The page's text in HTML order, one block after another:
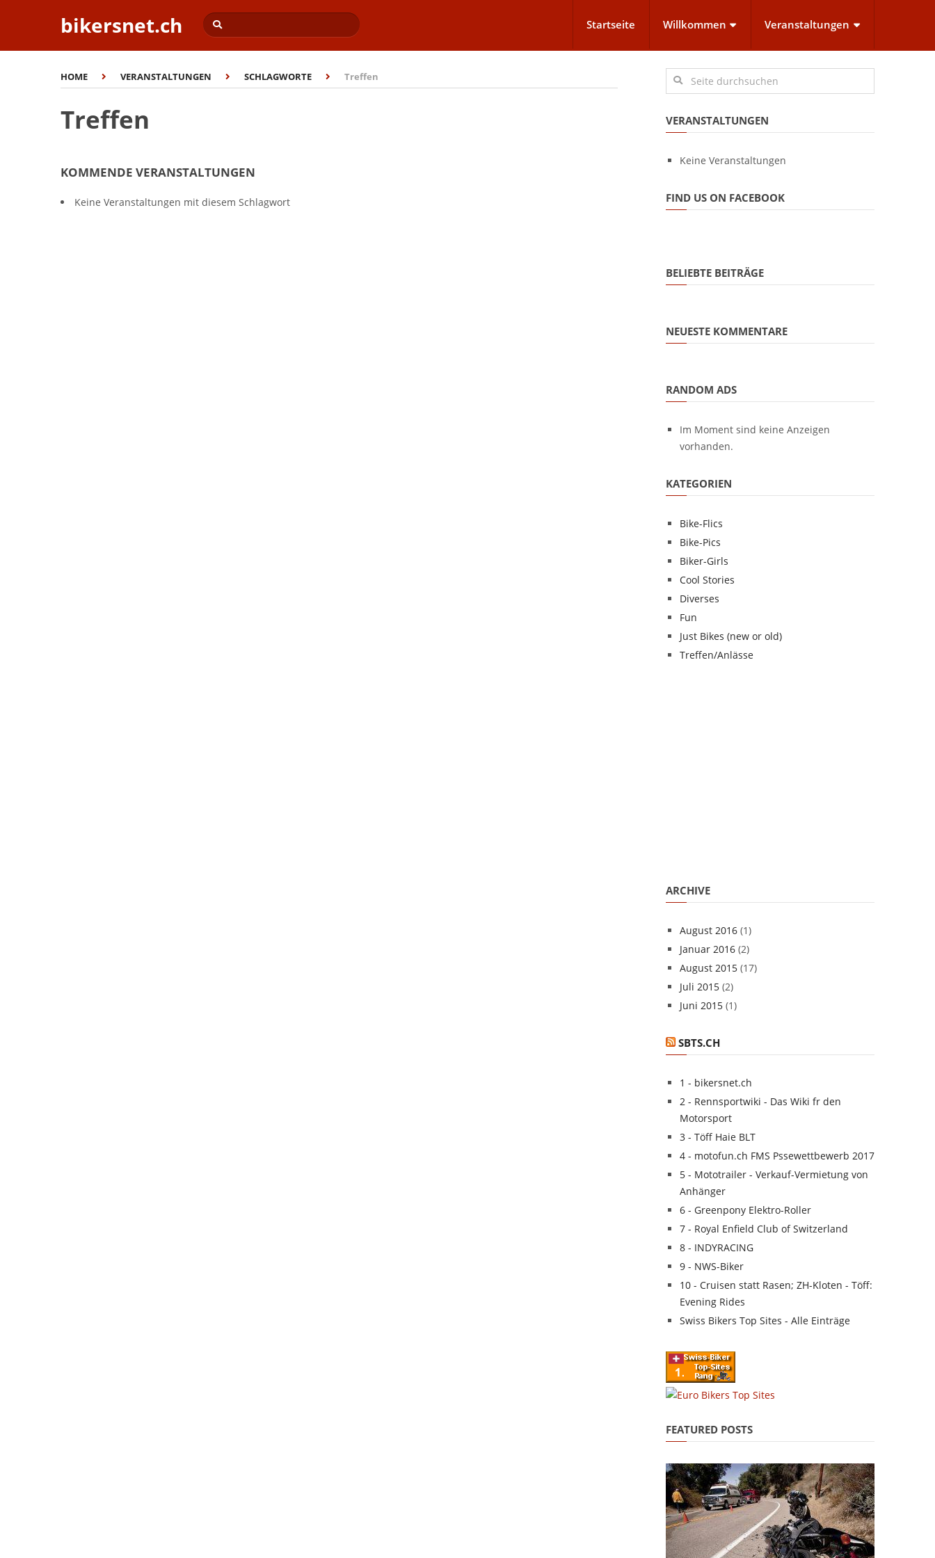
bikersnet.ch Startseite Willkommen Veranstaltungen
HOME VERANSTALTUNGEN SCHLAGWORTE Treffen
Treffen
KOMMENDE VERANSTALTUNGEN
Keine Veranstaltungen mit diesem Schlagwort
VERANSTALTUNGEN
Keine Veranstaltungen
FIND US ON FACEBOOK
BELIEBTE BEITRÄGE
NEUESTE KOMMENTARE
RANDOM ADS
Im Moment sind keine Anzeigen
vorhanden.
KATEGORIEN
Bike-Flics
Bike-Pics
Biker-Girls
Cool Stories
Diverses
Fun
Just Bikes (new or old)
Treffen/Anlässe
ARCHIVE
August 2016 (1)
Januar 2016 (2)
August 2015 (17)
Juli 2015 (2)
Juni 2015 (1)
SBTS.CH
1 - bikersnet.ch
2 - Rennsportwiki - Das Wiki fr den
Motorsport
3 - Töff Haie BLT
4 - motofun.ch FMS Pssewettbewerb 2017
5 - Mototrailer - Verkauf-Vermietung von
Anhänger
6 - Greenpony Elektro-Roller
7 - Royal Enfield Club of Switzerland
8 - INDYRACING
9 - NWS-Biker
10 - Cruisen statt Rasen; ZH-Kloten - Töff:
Evening Rides
Swiss Bikers Top Sites - Alle Einträge
FEATURED POSTS